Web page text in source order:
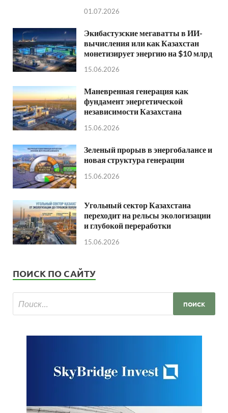
01.07.2026
Экибастузские мегаватты в ИИ-
вычисления или как Казахстан
монетизирует энергию на $10 млрд
15.06.2026
Маневренная генерация как
фундамент энергетической
независимости Казахстана
15.06.2026
Зеленый прорыв в энергобалансе и
новая структура генерации
15.06.2026
Угольный сектор Казахстана
переходит на рельсы экологизации
и глубокой переработки
15.06.2026
ПОИСК ПО САЙТУ